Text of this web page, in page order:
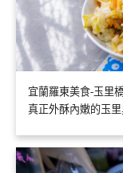
宜蘭羅東美食-玉里
真正外酥內嫩的玉